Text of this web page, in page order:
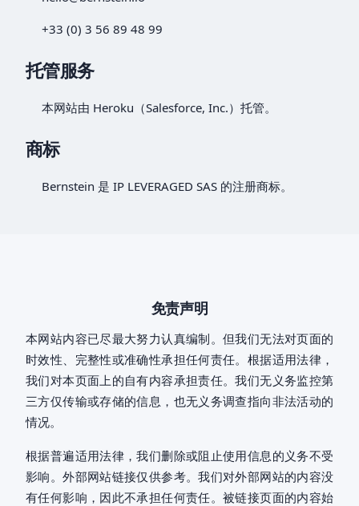
+33 (0) 3 56 89 48 99
托管服务
本网站由 Heroku（Salesforce, Inc.）托管。
商标
Bernstein 是 IP LEVERAGED SAS 的注册商标。
免责声明
本网站内容已尽最大努力认真编制。但我们无法对页面的
时效性、完整性或准确性承担任何责任。根据适用法律，
我们对本页面上的自有内容承担责任。我们无义务监控第
三方仅传输或存储的信息，也无义务调查指向非法活动的
情况。
根据普遍适用法律，我们删除或阻止使用信息的义务不受
影响。外部网站链接仅供参考。我们对外部网站的内容没
有任何影响，因此不承担任何责任。被链接页面的内容始